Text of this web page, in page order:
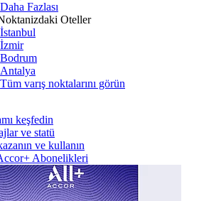
Daha Fazlası
Oteller
İstanbul
İzmir
Bodrum
Antalya
Tüm varış noktalarını görün
keşfedin
ve statü
ve kullanın
Abonelikleri